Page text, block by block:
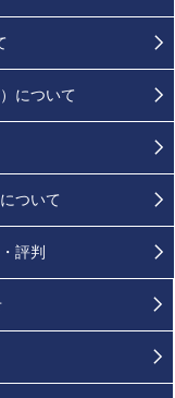
について
について
評判